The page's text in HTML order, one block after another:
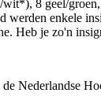
8 geel/
enkele
Heb je zo'n
Nederlandse